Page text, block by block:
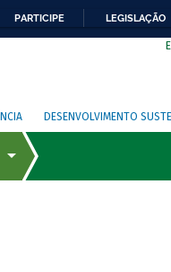
PARTICIPE LEGISLAÇÃO
DESENVOLVIMENTO